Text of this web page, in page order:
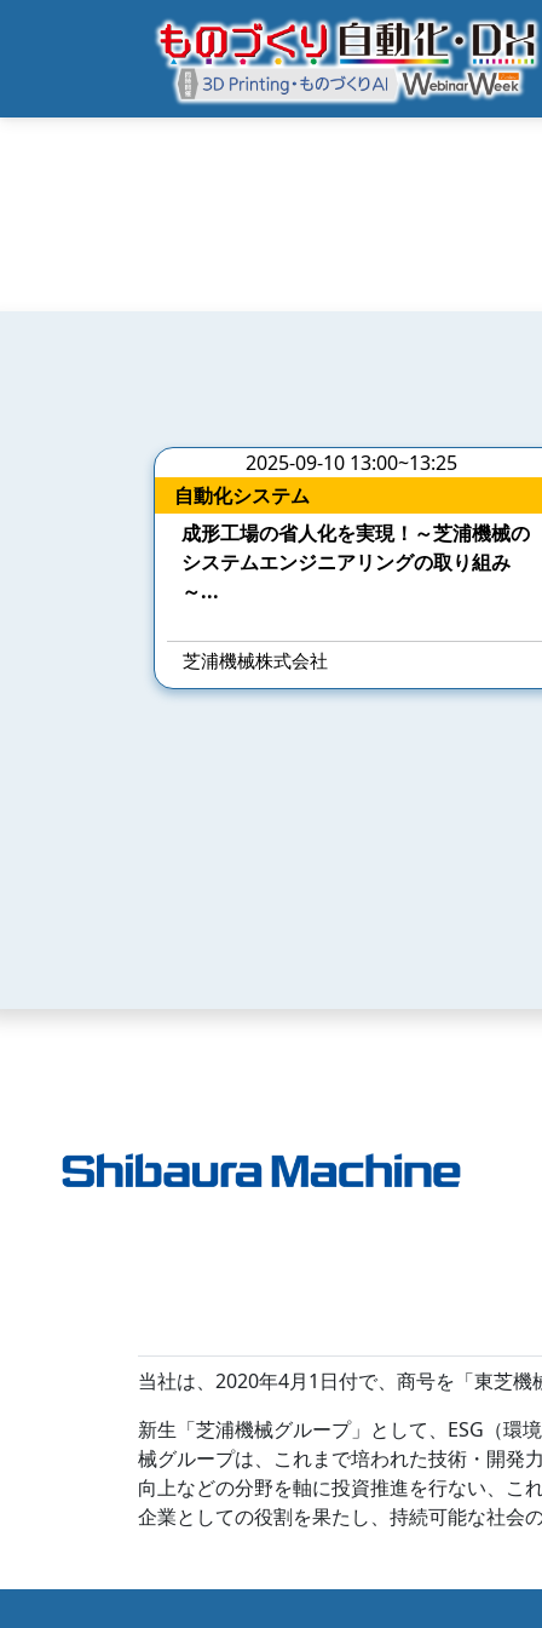
2025-09-10 13:00~13:25
自動化システム
成形工場の省人化を実現！～芝浦機械の
システムエンジニアリングの取り組み
～...
芝浦機械株式会社
当社は、2020年4月1日付で、商号を「東芝
新生「芝浦機械グループ」として、ESG（環
械グループは、これまで培われた技術・開発
向上などの分野を軸に投資推進を行ない、こ
企業としての役割を果たし、持続可能な社会